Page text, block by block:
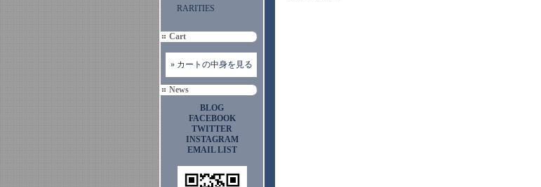
RARITIES
Cart
» カートの中身を見る
News
BLOG
FACEBOOK
TWITTER
INSTAGRAM
EMAIL LIST